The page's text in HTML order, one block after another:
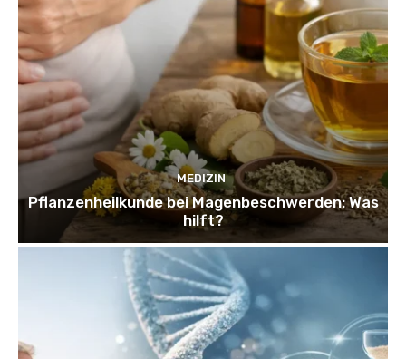
MEDIZIN
Pflanzenheilkunde bei Magenbeschwerden: Was
hilft?